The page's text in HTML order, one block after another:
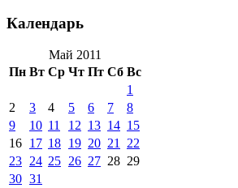
Календарь
Май 2011
Пн Вт Ср Чт Пт Сб Вс
1
2
3 4 5 6 7
8
9
10 11 12 13 14 15
16 17 18 19 20 21
22
23 24 25 26 27 28 29
30 31